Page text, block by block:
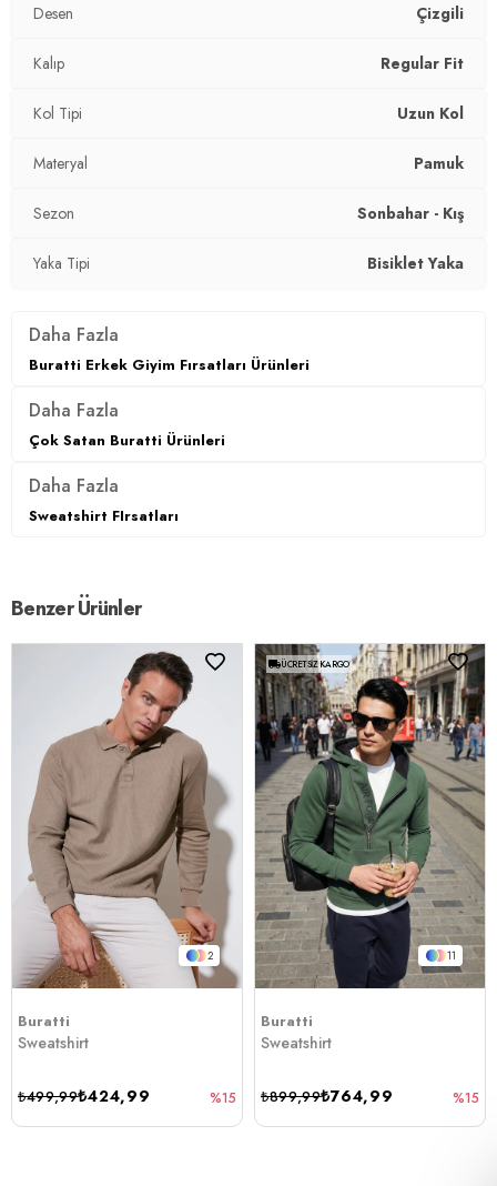
Desen Çizgili
Kalıp Regular Fit
Kol Tipi Uzun Kol
Materyal Pamuk
Sezon Sonbahar - Kış
Yaka Tipi Bisiklet Yaka
Daha Fazla
Buratti Erkek Giyim Fırsatları Ürünleri
Daha Fazla
Çok Satan Buratti Ürünleri
Daha Fazla
Sweatshirt FIrsatları
Benzer Ürünler
2
Buratti
Sweatshirt
₺424,99
₺499,99 %15
11
ÜCRETSIZ KARGO
Buratti
Sweatshirt
₺764,99
₺899,99 %15